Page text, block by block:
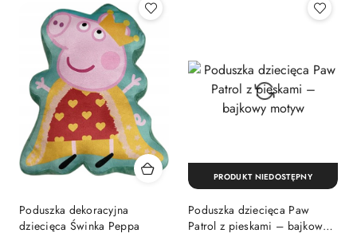
Poduszka dekoracyjna
dziecięca Świnka Peppa
Poduszka dziecięca Paw
Patrol z pieskami – bajkowy
PRODUKT NIEDOSTĘPNY